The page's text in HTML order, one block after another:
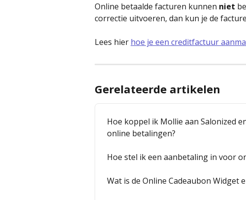
Online betaalde facturen kunnen niet
correctie uitvoeren, dan kun je de
Lees hier hoe je een creditfactuur
Gerelateerde artikelen
Hoe koppel ik Mollie aan Salonized
online betalingen?
Hoe stel ik een aanbetaling in voor
Wat is de Online Cadeaubon Widget